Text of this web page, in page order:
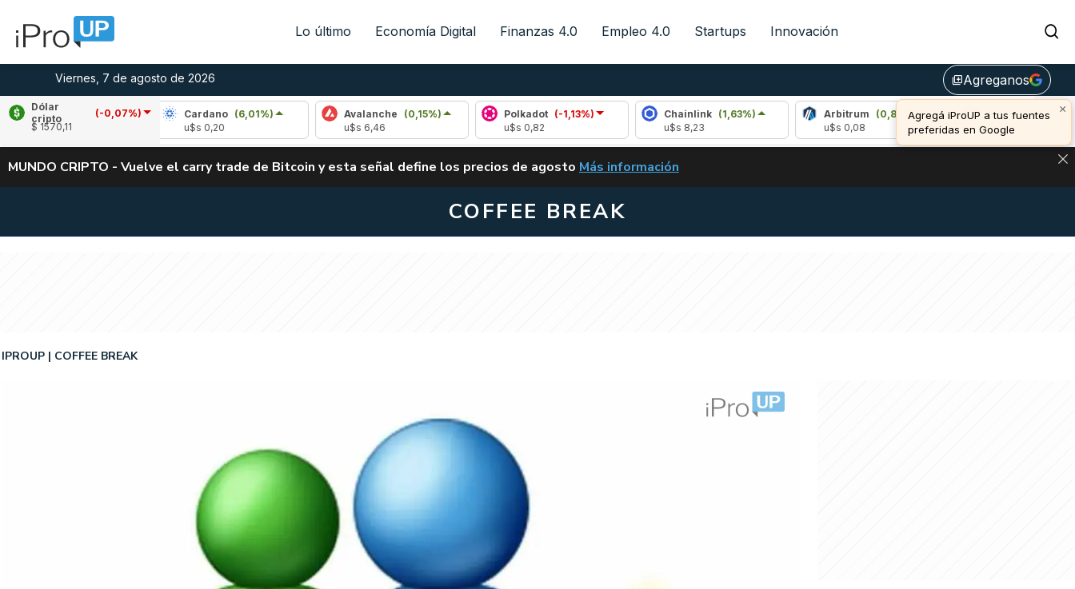
Lo último Economía Digital Finanzas 4.0 Empleo 4.0 Startups Innovación
Viernes, 7 de agosto de 2026 library_addAgreganos
×
Agregá iProUP a tus fuentes
preferidas en Google
Dólar
cripto
(-0,07%)
$ 1570,11
(-1,28%)
Cardano (6,01%)
u$s 0,20
Avalanche (0,15%)
u$s 6,46
Polkadot (-1,13%)
u$s 0,82
Chainlink (1,63%)
u$s 8,23
Arbitrum (0,85%)
u$s 0,08
Bitcoin
(0,75%)
u$s 65.076,00
ALERTA
MUNDO CRIPTO - Vuelve el carry trade de Bitcoin y esta señal define los precios de agosto VUELVE EL CARRY TRADE DE BITCOIN Y ESTA SEÑAL DEFINE LOS PRECIOS DE
Más información
COFFEE BREAK
IPROUP COFFEE BREAK